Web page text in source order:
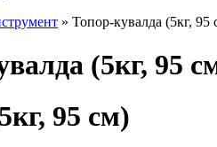
» Топор-кувалда (5кг, 95
(5кг, 95
95 см)